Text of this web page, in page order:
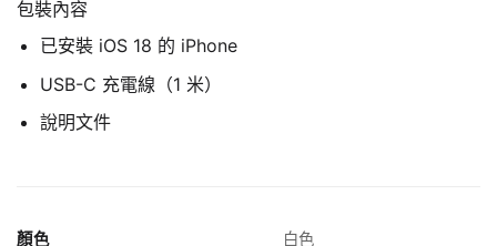
包裝內容
已安裝 iOS 18 的 iPhone
USB-C 充電線（1 米）
說明文件
顏色 白色